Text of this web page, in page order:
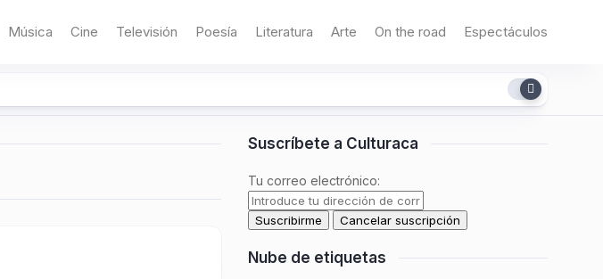
Música Cine Televisión Poesía Literatura Arte On the road Espectáculos
Suscríbete a Culturaca
Tu correo electrónico:
Nube de etiquetas